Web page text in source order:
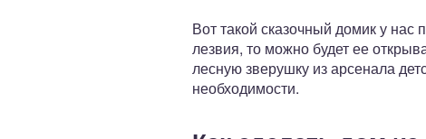
Вот такой сказочный домик у нас
лезвия, то можно будет ее
лесную зверушку из арсенала
необходимости.